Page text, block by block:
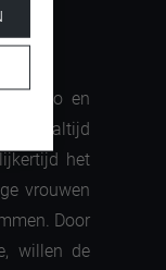
Otto en
niet altijd
het
vrouwen
Door
willen de